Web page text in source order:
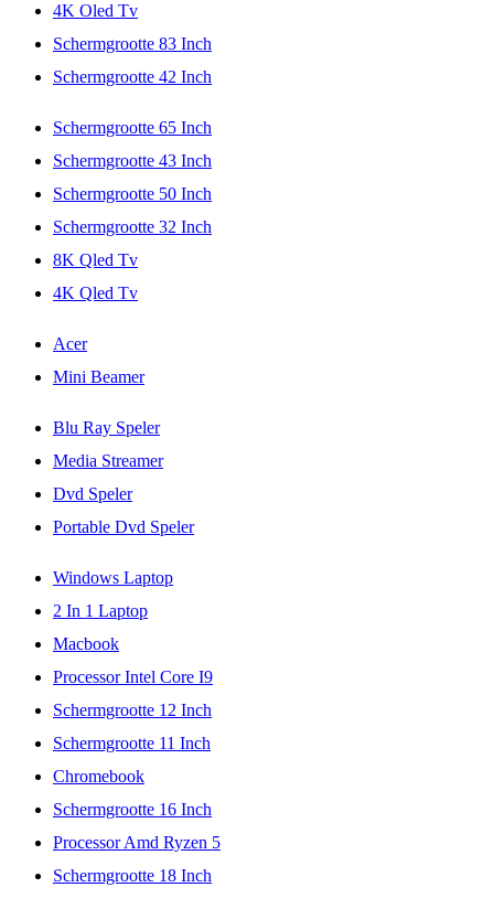
4K Oled Tv
Schermgrootte 83 Inch
Schermgrootte 42 Inch
Schermgrootte 65 Inch
Schermgrootte 43 Inch
Schermgrootte 50 Inch
Schermgrootte 32 Inch
8K Qled Tv
4K Qled Tv
Acer
Mini Beamer
Blu Ray Speler
Media Streamer
Dvd Speler
Portable Dvd Speler
Windows Laptop
2 In 1 Laptop
Macbook
Processor Intel Core I9
Schermgrootte 12 Inch
Schermgrootte 11 Inch
Chromebook
Schermgrootte 16 Inch
Processor Amd Ryzen 5
Schermgrootte 18 Inch